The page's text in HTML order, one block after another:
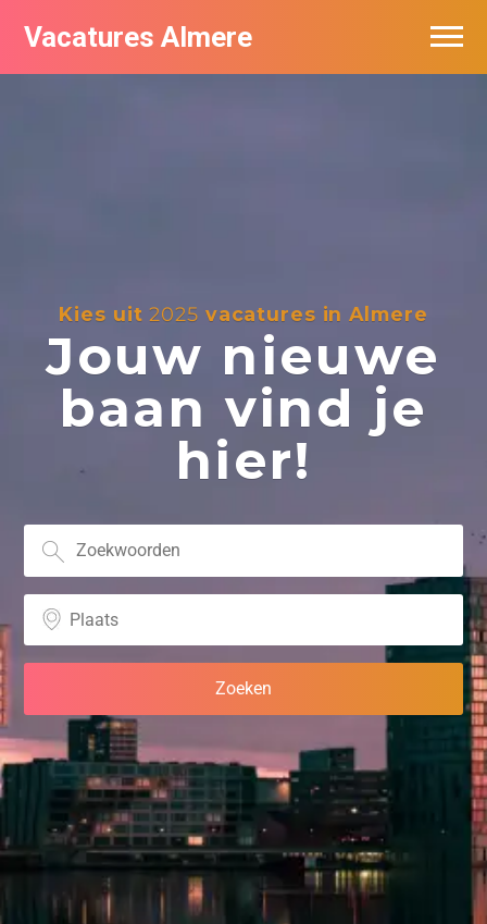
Vacatures Almere
Kies uit2025 vacatures in Almere
Jouw nieuwe
baan vind je
hier!
Vacatures per bedrijf